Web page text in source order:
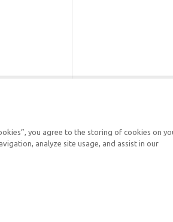
Respuestas en Génesis es un
defender su fe y proclamar el
you agree to the storing of cookies on
analyze site usage, and assist in our